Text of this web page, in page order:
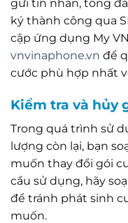
gửi tin nhắn, tổng
ký thành công qua
cập ứng dụng My
vnvinaphone.vn để
cước phù hợp nhất
Kiểm tra và hủy
Trong quá trình sử
lượng còn lại, bạn
muốn thay đổi gói
cầu sử dụng, hãy
để tránh phát sinh
muốn.